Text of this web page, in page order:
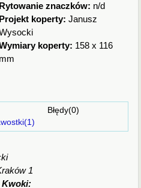
Rytowanie znaczków: n/d
Projekt koperty:Janusz
koperty: 158 x 116
mm
Błędy(0)
1
Kwoki: